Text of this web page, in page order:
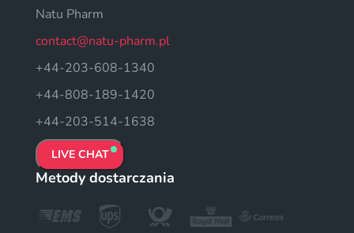
Natu Pharm
contact@natu-pharm.pl
+44-203-608-1340
+44-808-189-1420
+44-203-514-1638
LIVE CHAT
Metody dostarczania